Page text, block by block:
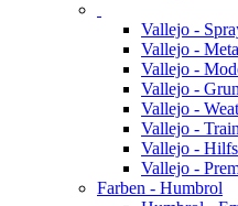
Vallejo -
Vallejo -
Vallejo -
Vallejo -
Vallejo -
Vallejo -
Vallejo -
Vallejo -
Farben - Humbrol